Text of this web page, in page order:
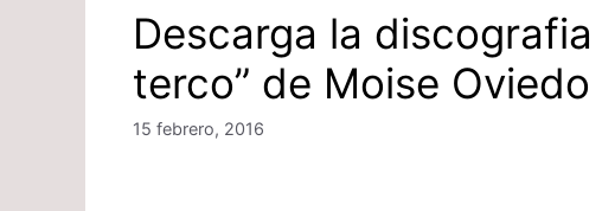
Descarga la
terco” de Moise Oviedo
15 febrero, 2016